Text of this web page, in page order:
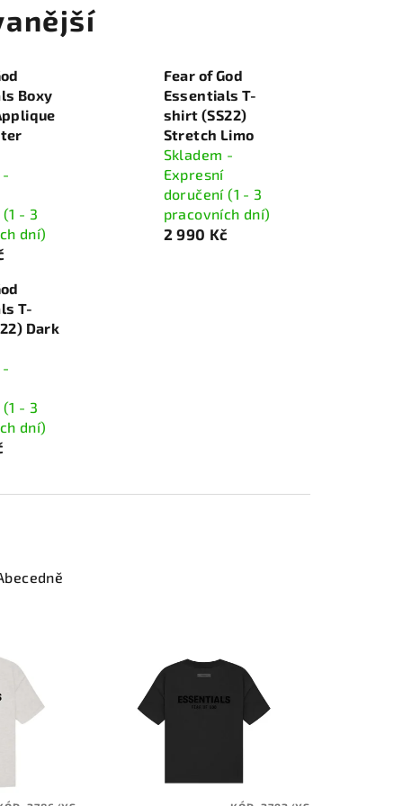
Boxy
-
- 3
dní)
Fear of God
Essentials T-
shirt (SS22)
Stretch Limo
Skladem -
Expresní
doručení (1 - 3
pracovních dní)
2 990 Kč
T-
Dark
-
- 3
dní)